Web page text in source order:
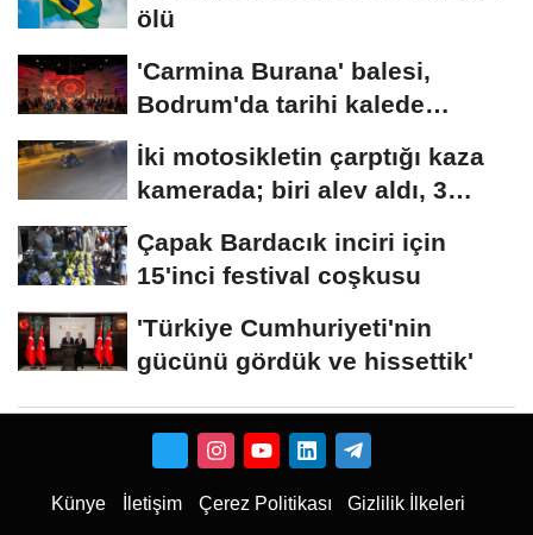
ölü
'Carmina Burana' balesi,
Bodrum'da tarihi kalede
sahnelendi
İki motosikletin çarptığı kaza
kamerada; biri alev aldı, 3
Çapak Bardacık inciri için
15'inci festival coşkusu
'Türkiye Cumhuriyeti'nin
gücünü gördük ve hissettik'
Künye İletişim Çerez Politikası Gizlilik İlkeleri